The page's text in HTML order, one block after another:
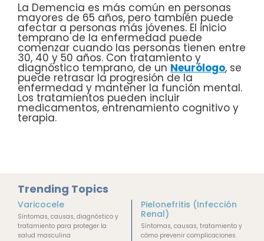
La Demencia es más común en personas
mayores de 65 años, pero también puede
afectar a personas más jóvenes. El inicio
temprano de la enfermedad puede
comenzar cuando las personas tienen entre
30, 40 y 50 años. Con tratamiento y
diagnóstico temprano, de un Neurólogo, se
puede retrasar la progresión de la
enfermedad y mantener la función mental.
Los tratamientos pueden incluir
medicamentos, entrenamiento cognitivo y
terapia.
Trending Topics
Varicocele
Síntomas, causas, diagnóstico y
tratamiento para proteger la
salud masculina
Pielonefritis (Infección
Renal)
Síntomas, causas, tratamiento y
cómo prevenir complicaciones